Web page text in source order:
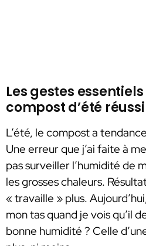
Les gestes
compost d’été réussi
L’été, le compost a
Une erreur que j’ai faite à
pas surveiller l’humidité de
les grosses chaleurs.
« travaille » plus.
mon tas quand je vois qu’il
bonne humidité ? Celle